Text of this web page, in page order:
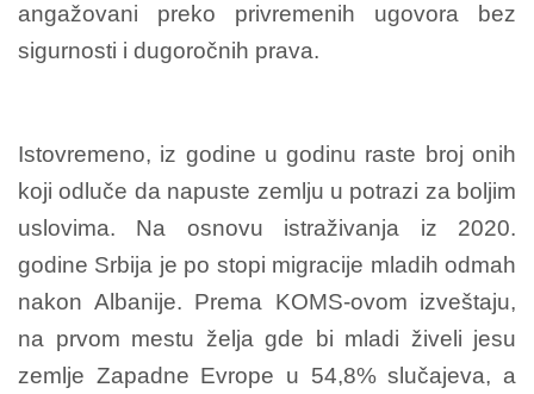
angažovani preko privremenih ugovora bez
sigurnosti i dugoročnih prava.
Istovremeno, iz godine u godinu raste broj onih
koji odluče da napuste zemlju u potrazi za boljim
uslovima. Na osnovu istraživanja iz 2020.
godine Srbija je po stopi migracije mladih odmah
nakon Albanije. Prema KOMS-ovom izveštaju,
na prvom mestu želja gde bi mladi živeli jesu
zemlje Zapadne Evrope u 54,8% slučajeva, a